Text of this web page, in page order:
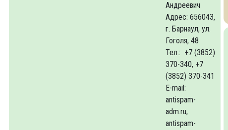
Андреевич
Адрес: 656043,
г. Барнаул, ул.
Гоголя, 48
Тел.: +7 (3852)
370-340, +7
(3852) 370-341
E-mail:
antispam-
adm.ru,
antispam-